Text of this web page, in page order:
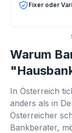
Fixer oder
Warum
In Österreich
anders als in
Österreicher
Bankberater,